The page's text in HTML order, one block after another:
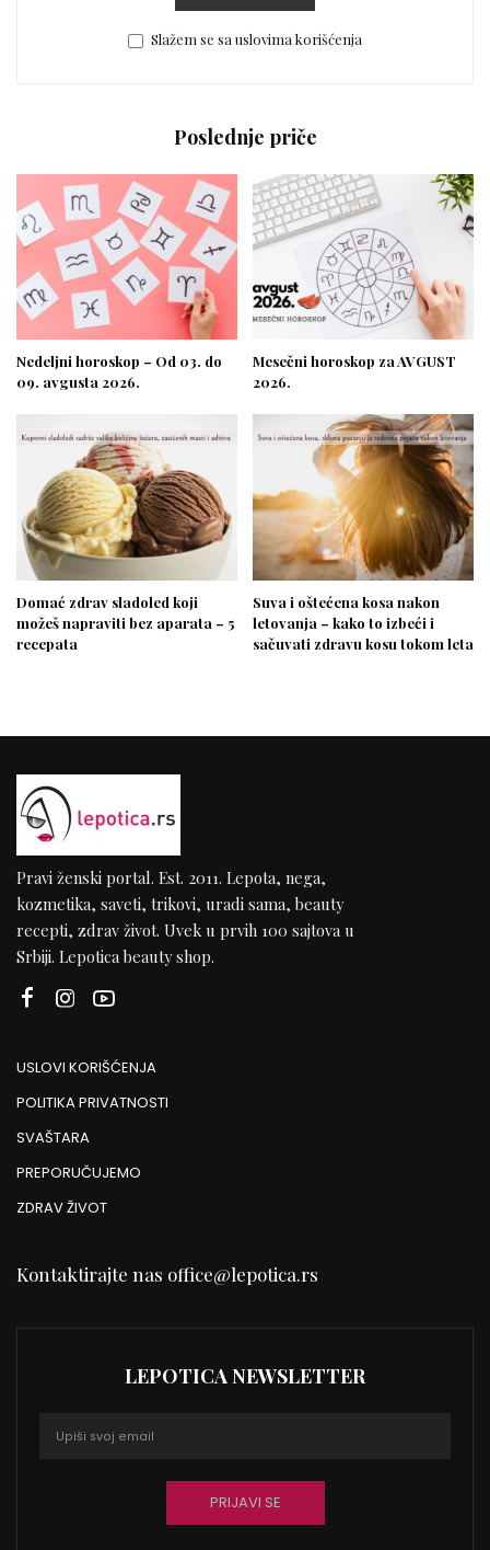
Slažem se sa uslovima korišćenja
Poslednje priče
Nedeljni horoskop – Od 03. do
09. avgusta 2026.
Mesečni horoskop za AVGUST
2026.
Domać zdrav sladoled koji
možeš napraviti bez aparata – 5
recepata
Suva i oštećena kosa nakon
letovanja – kako to izbeći i
sačuvati zdravu kosu tokom leta
Pravi ženski portal. Est. 2011. Lepota, nega,
kozmetika, saveti, trikovi, uradi sama, beauty
recepti, zdrav život. Uvek u prvih 100 sajtova u
Srbiji. Lepotica beauty shop.
USLOVI KORIŠĆENJA
POLITIKA PRIVATNOSTI
SVAŠTARA
PREPORUČUJEMO
ZDRAV ŽIVOT
Kontaktirajte nas office@lepotica.rs
LEPOTICA NEWSLETTER